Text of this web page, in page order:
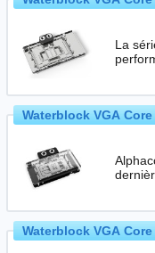
La
Waterblock VGA
Waterblock VGA